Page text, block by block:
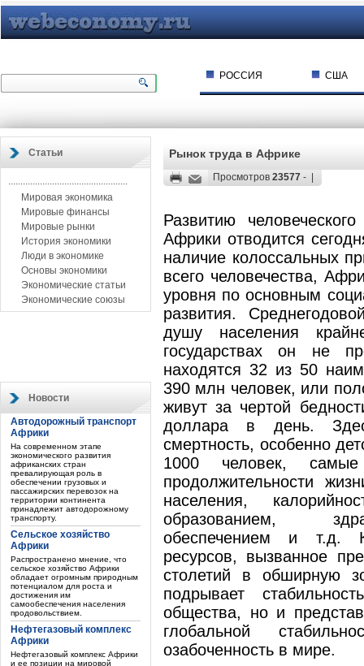
РОССИЯ США
Статьи
.................................................
Мировая экономика
Мировые финансы
Мировые рынки
История экономики
Люди в экономике
Основы экономики
Экономические статьи
Экономические союзы
Новости
Автодорожный транспорт
Африки
На современном этапе
экономического развития
африканских стран
превалирующая роль в
обеспечении грузовых и
пассажирских перевозок на
территории континента
принадлежит автодорожному
транспорту.
Сельское хозяйство
Африки
Распространено мнение, что
сельское хозяйство Африки
обладает огромным природным
потенциалом для роста и
достижения им
самообеспечения населения
продовольствием.
Нефтегазовый комплекс
Африки
Нефтегазовый комплекс Африки
и ее позиции на мировой
Рынок труда в Африке
Просмотров 23577 - |
Развитию
Африки отводится
наличие колоссальных
всего человечества,
уровня по основным
развития.
душу населения
государствах он не
находятся 32 из 50
390 млн человек, или
живут за чертой
доллара в день.
смертность, особенно
1000 человек,
продолжительности
населения,
образованием,
обеспечением и т.д.
ресурсов, вызванное
столетий в обширную
подрывает
общества, но и
глобальной
озабоченность в мире.